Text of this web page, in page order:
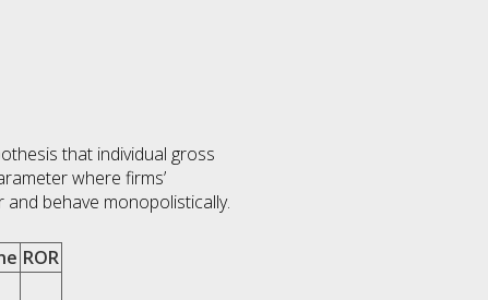
that individual gross
where firms’
behave monopolistically.
ROR